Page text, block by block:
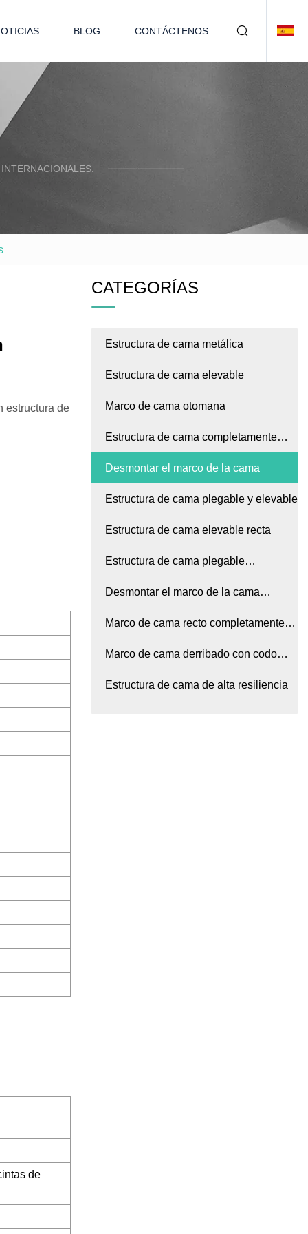
BLOG CONTÁCTENOS
estructura de
de
CATEGORÍAS
Estructura de cama metálica
Estructura de cama elevable
Marco de cama otomana
Estructura de cama completamente
soldada
Desmontar el marco de la cama
Estructura de cama plegable y elevable
Estructura de cama elevable recta
Estructura de cama plegable
totalmente soldada
Desmontar el marco de la cama
elevable
Marco de cama recto completamente
soldado
Marco de cama derribado con codo
grande
Estructura de cama de alta resiliencia